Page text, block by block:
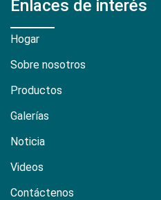
Enlaces de interés
Hogar
Sobre nosotros
Productos
Galerías
Noticia
Videos
Contáctenos